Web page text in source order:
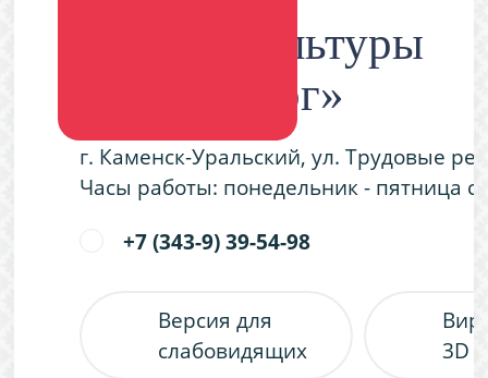
Дворец культуры
«Металлург»
г. Каменск-Уральский, ул. Трудовые
Часы работы: понедельник - пятница с
+7 (343-9) 39-54-98
Версия для
слабовидящих
3D